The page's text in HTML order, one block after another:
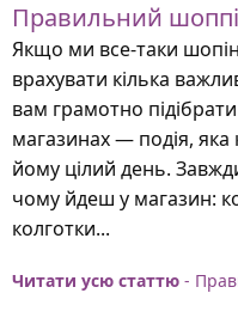
Правильний
Якщо ми все-таки
врахувати кілька
вам грамотно
магазинах — подія,
йому цілий день.
чому йдеш у магазин:
колготки...
Читати усю статтю -